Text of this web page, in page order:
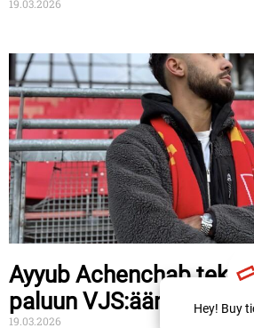
19.03.2026
Ayyub Achenchab tekee
paluun VJS:ään
19.03.2026